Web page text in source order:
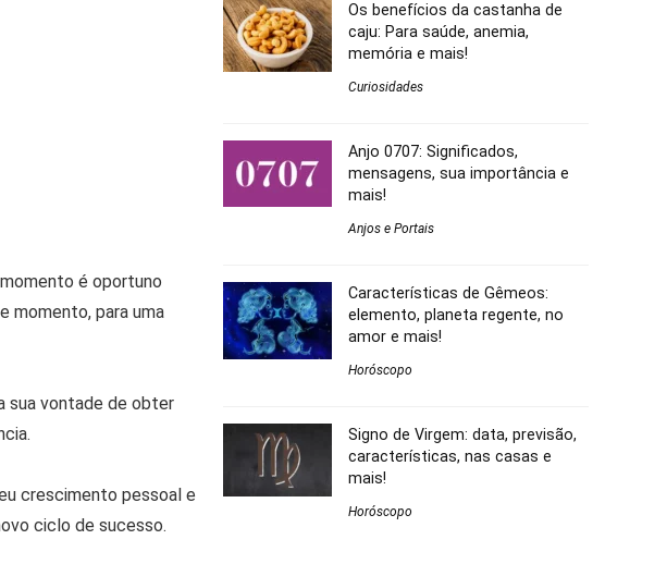
é oportuno
momento, para uma
sua vontade de obter
crescimento pessoal e
ciclo de sucesso.
Os benefícios da castanha de
caju: Para saúde, anemia,
memória e mais!
Curiosidades
Anjo 0707: Significados,
mensagens, sua importância e
mais!
Anjos e Portais
Características de Gêmeos:
elemento, planeta regente, no
amor e mais!
Horóscopo
Signo de Virgem: data, previsão,
características, nas casas e
mais!
Horóscopo